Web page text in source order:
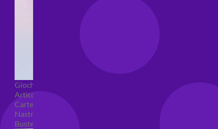
Giochi pirici
Articoli per confezioni regalo
Carte regalo
Nastri e coccarde
Buste regalo